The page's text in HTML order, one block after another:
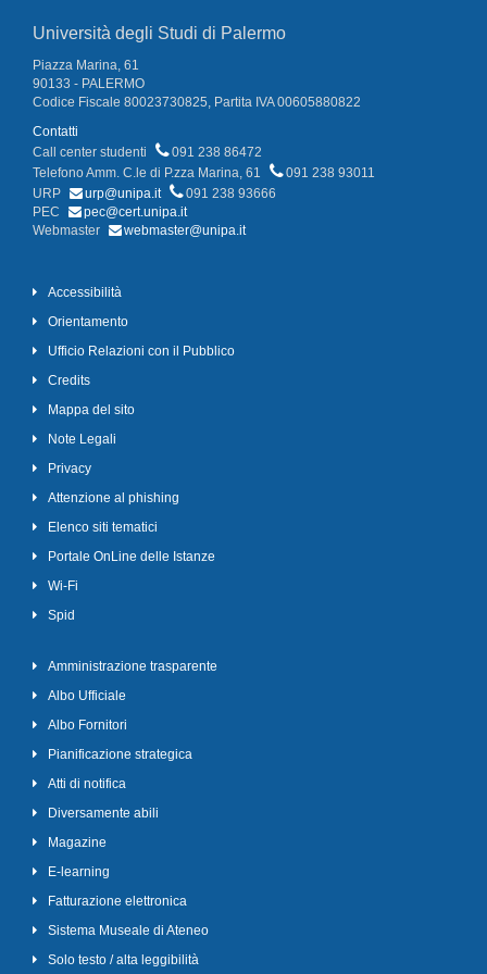
Università degli Studi di Palermo
Piazza Marina, 61
90133 - PALERMO
Codice Fiscale 80023730825, Partita IVA 00605880822
Contatti
Call center studenti
091 238 86472
Telefono Amm. C.le di P.zza Marina, 61
091 238 93011
URP
urp@unipa.it
091 238 93666
PEC
pec@cert.unipa.it
Webmaster
webmaster@unipa.it
Accessibilità
Orientamento
Ufficio Relazioni con il Pubblico
Credits
Mappa del sito
Note Legali
Privacy
Attenzione al phishing
Elenco siti tematici
Portale OnLine delle Istanze
Wi-Fi
Spid
Amministrazione trasparente
Albo Ufficiale
Albo Fornitori
Pianificazione strategica
Atti di notifica
Diversamente abili
Magazine
E-learning
Fatturazione elettronica
Sistema Museale di Ateneo
Solo testo / alta leggibilità